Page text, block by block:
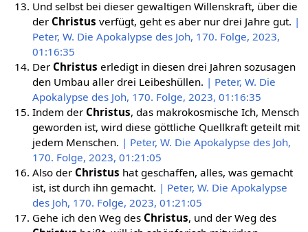
Und selbst bei dieser gewaltigen Willenskraft, über die
der Christus verfügt, geht es aber nur drei Jahre gut. |
Peter, W. Die Apokalypse des Joh, 170. Folge, 2023,
01:16:35
Der Christus erledigt in diesen drei Jahren sozusagen
den Umbau aller drei Leibeshüllen. | Peter, W. Die
Apokalypse des Joh, 170. Folge, 2023, 01:16:35
Indem der Christus, das makrokosmische Ich, Mensch
geworden ist, wird diese göttliche Quellkraft geteilt mit
jedem Menschen. | Peter, W. Die Apokalypse des Joh,
170. Folge, 2023, 01:21:05
Also der Christus hat geschaffen, alles, was gemacht
ist, ist durch ihn gemacht. | Peter, W. Die Apokalypse
des Joh, 170. Folge, 2023, 01:21:05
Gehe ich den Weg des Christus, und der Weg des